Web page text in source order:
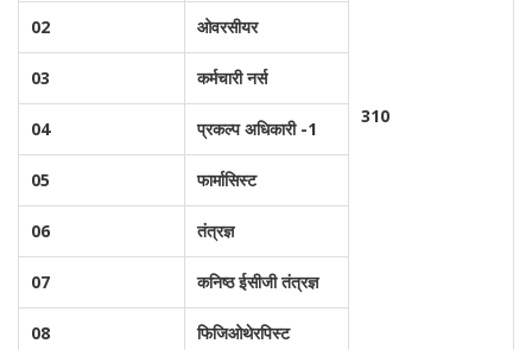
310
02 ओवरसीयर
03 कर्मचारी नर्स
04 प्रकल्प अधिकारी -1
05 फार्मासिस्ट
06 तंत्रज्ञ
07 कनिष्ठ ईसीजी तंत्रज्ञ
08 फिजिओथेरपिस्ट